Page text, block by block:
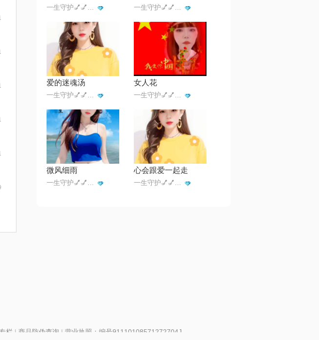
爱的迷魂汤 女人花
微风细雨 心会跟爱一起走
栏 | 商品防伪查询 | 营业执照：编号91110108571272704J